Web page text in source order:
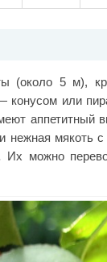
(около 5 м),
конусом или
нежная
Их можно